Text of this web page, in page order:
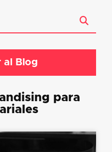
para
al Blog